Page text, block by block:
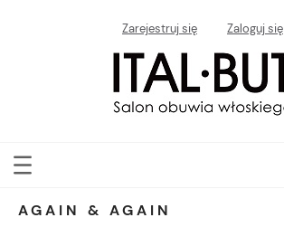
Zarejestruj się Zaloguj się
AGAIN & AGAIN